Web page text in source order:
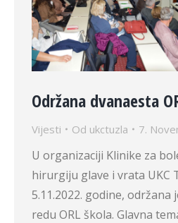
Održana dvanaesta
Vijesti Od ukctuzla 7.
U organizaciji Klinike za
hirurgiju glave i vrata UKC
5.11.2022. godine, održana
redu ORL škola. Glavna